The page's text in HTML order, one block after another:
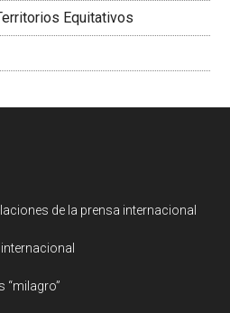
Equitativos
de la prensa internacional
“milagro”